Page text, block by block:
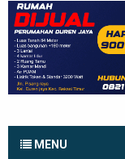
MENU